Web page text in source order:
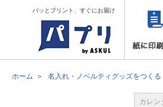
パッとプリント、すぐにお届け
ホーム 名入れ・ノベルティグッズをつくる
カレン